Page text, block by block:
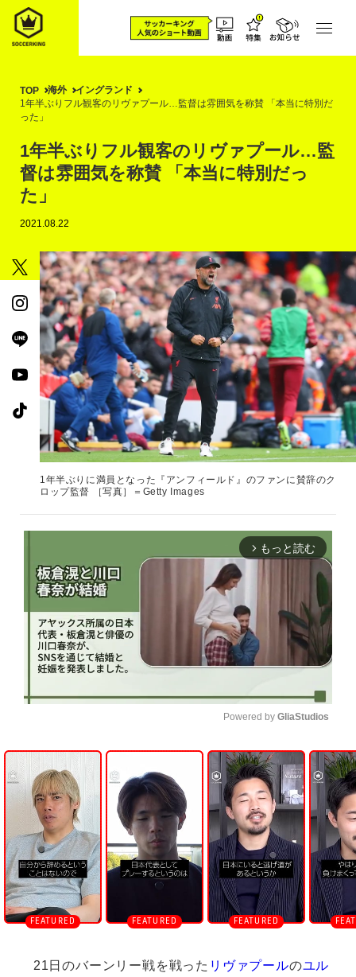
TOP 海外
イングランド
1年半ぶりフル観客のリヴァプール…監督は雰囲気を称賛 「本当に特別だ
った」
1年半ぶりフル観客のリヴァプール…監
督は雰囲気を称賛 「本当に特別だっ
た」
2021.08.22
1年半ぶりに満員となった『アンフィールド』のファンに賛辞のク
ロップ監督 ［写真］＝Getty Images
arrow_forward_ios もっと読む
U
n
m
u
t
e
Powered by GliaStudios
21日のバーンリー戦を戦った リヴァプールのユル